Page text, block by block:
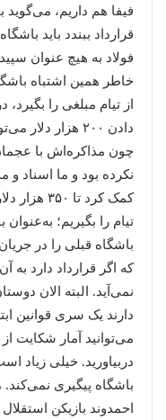
فیفا هم داریم، می‌گوید
قرارداد ببندد باید
فولاد به هیچ عنوان
خاطر همین اشتباه
از تیام مبلغی را
دادن ۲۰۰ هزار
چون مذاکره‌اش با
نکرده بود و ما اسناد و
تیام را بگیریم؛
باشگاه قبلی را در
که اگر قرارداد دارد به
نمی‌آید. البته الان
دارند یک سری قوانین
می‌توانید آمار شکایت
دربیاورید. خیلی زیاد
باشگاه پیگیری
احمدوند بازیکن